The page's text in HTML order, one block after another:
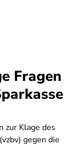
Fragen
zur Klage des
gegen die